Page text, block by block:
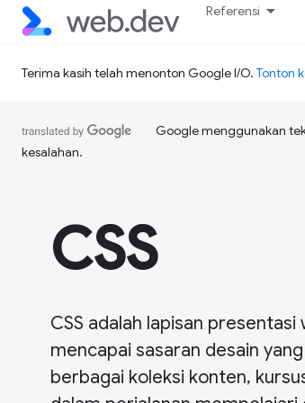
Referensi
Terima kasih telah menonton Google I/O. Tonton
Google menggunakan
kesalahan.
CSS
CSS adalah lapisan
mencapai sasaran desain
berbagai koleksi konten,